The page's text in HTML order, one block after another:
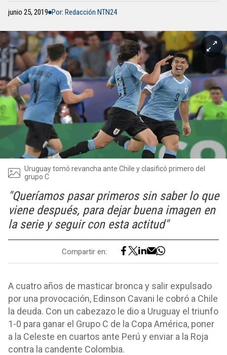
junio 25, 2019 Por: Redacción NTN24
Uruguay tomó revancha ante Chile y clasificó primero del
grupo C
"Queríamos pasar primeros sin saber lo que
viene después, para dejar buena imagen en
la serie y seguir con esta actitud"
Compartir en:
A cuatro años de masticar bronca y salir expulsado
por una provocación, Edinson Cavani le cobró a Chile
la deuda. Con un cabezazo le dio a Uruguay el triunfo
1-0 para ganar el Grupo C de la Copa América, poner
a la Celeste en cuartos ante Perú y enviar a la Roja
contra la candente Colombia.